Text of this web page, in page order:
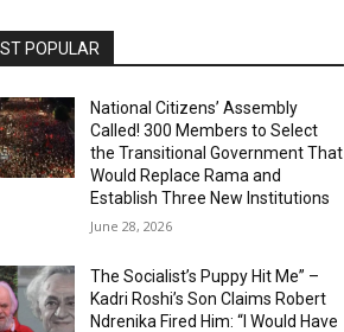
POPULAR
National Citizens’ Assembly
Called! 300 Members to Select
the Transitional Government That
Would Replace Rama and
Establish Three New Institutions
June 28, 2026
The Socialist’s Puppy Hit Me” –
Kadri Roshi’s Son Claims Robert
Ndrenika Fired Him: “I Would Have